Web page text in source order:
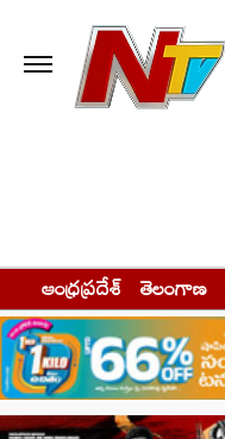
ఆంధ్రప్రదేశ్ తెలంగాణ